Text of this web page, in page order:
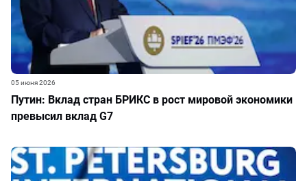
Путин: Вклад стран БРИКС в рост мировой экономики
превысил вклад G7
05 июня 2026